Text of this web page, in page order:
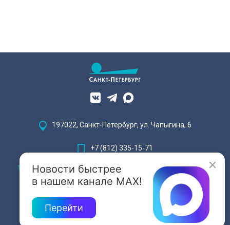
Новости быстрее
в нашем канале MAX!
Перейти
197022, Санкт-Петербург, ул. Чапыгина, 6
+7 (812) 335-15-71
Внимание! Отдельные видеоматериалы, размещенные на настоящем
сайте, могут содержать информацию, предназначенную для лиц,
достигших 18 лет.